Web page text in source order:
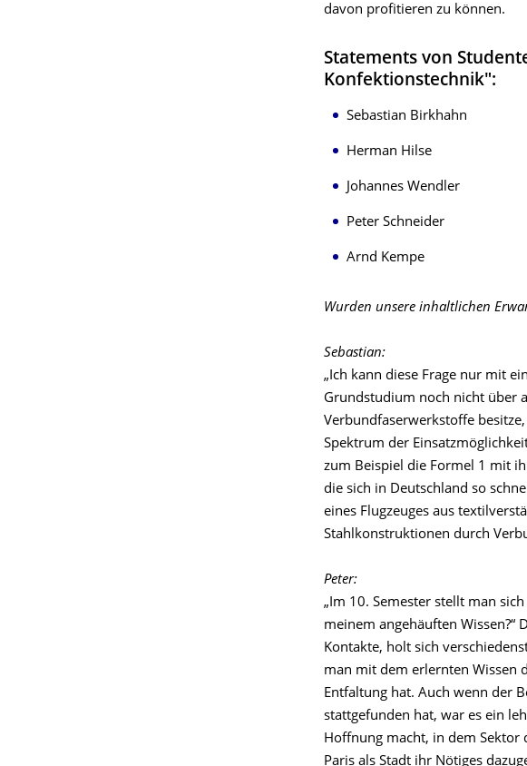
davon profitieren zu können.
Statements von
Konfektionstechnik":
Sebastian Birkhahn
Herman Hilse
Johannes Wendler
Peter Schneider
Arnd Kempe
Wurden unsere inhaltlichen
Sebastian:
„Ich kann diese Frage nur mit
Grundstudium noch nicht über
Verbundfaserwerkstoffe
Spektrum der
zum Beispiel die Formel 1 mit
die sich in Deutschland so
eines Flugzeuges aus
Stahlkonstruktionen durch
Peter:
„Im 10. Semester stellt man
meinem angehäuften Wissen?“
Kontakte, holt sich
man mit dem erlernten Wissen
Entfaltung hat. Auch wenn der
stattgefunden hat, war es ein
Hoffnung macht, in dem Sektor
Paris als Stadt ihr Nötiges